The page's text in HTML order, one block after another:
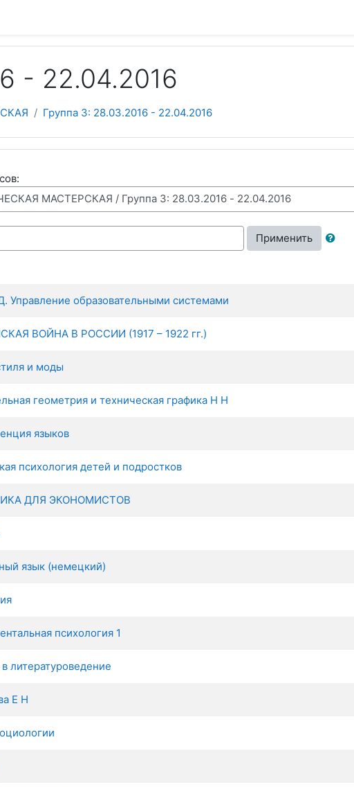
- 22.04.2016
Группа 3: 28.03.2016 - 22.04.2016
Применить
Управление образовательными системами
ВОЙНА В РОССИИ (1917 – 1922 гг.)
и моды
геометрия и техническая графика Н Н
языков
психология детей и подростков
ДЛЯ ЭКОНОМИСТОВ
язык (немецкий)
психология 1
литературоведение
Е Н